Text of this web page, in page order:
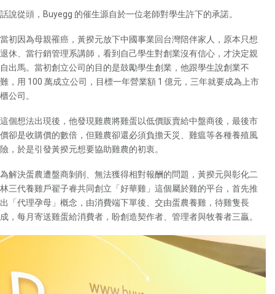
話說從頭，Buyegg 的催生源自於一位老師對學生許下的承諾。
當初因為母親罹癌，黃揆元放下中國事業回台灣陪伴家人，原本只想
退休、當行銷管理系講師，看到自己學生對創業沒有信心，才決定親
自出馬。當初創立公司的目的是鼓勵學生創業，他跟學生說創業不
難，用 100 萬成立公司，目標一年營業額 1 億元，三年就要成為上市
櫃公司。
這個想法出現後，他發現雞農將雞蛋以低價販賣給中盤商後，最後市
價卻是收購價的數倍，但雞農卻還必須負擔天災、雞瘟等各種養殖風
險，於是引發黃揆元想要協助雞農的初衷。
為解決蛋農遭盤商剝削、無法獲得相對報酬的問題，黃揆元與彰化二
林三代養雞戶翟子睿共同創立「好華雞」這個屬於雞的平台，首先推
出「代理孕母」概念，由消費端下單後、交由蛋農養雞，待雞隻長
成，每月寄送雞蛋給消費者，盼創造契作者、管理者與牧養者三贏。